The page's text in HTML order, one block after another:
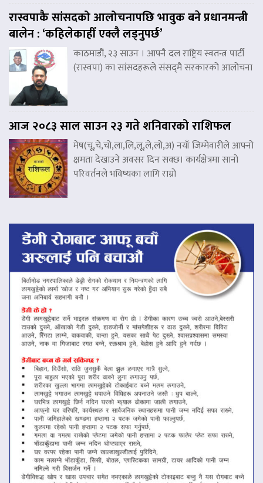
रास्वपाकै सांसदको आलोचनापछि भावुक बने प्रधानमन्त्री
बालेन : ‘कहिलेकाहीँ एक्लै लड्नुपर्छ’
काठमाडौं, २३ साउन । आफ्नै दल राष्ट्रिय स्वतन्त्र पार्टी
(रास्वपा) का सांसदहरूले संसद्‌मै सरकारको आलोचना
आज २०८३ साल साउन २३ गते शनिवारको राशिफल
मेष(चू,चे,चो,ला,लि,लू,ले,लो,अ) नयाँ जिम्मेवारीले आफ्नो
क्षमता देखाउने अवसर दिन सक्छ। कार्यक्षेत्रमा सानो
परिवर्तनले भविष्यका लागि राम्रो